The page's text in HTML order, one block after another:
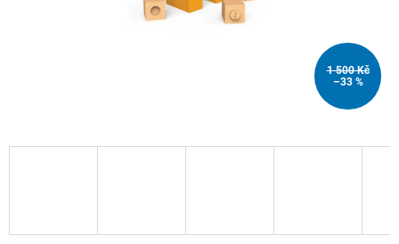
1 500 Kč
–33 %